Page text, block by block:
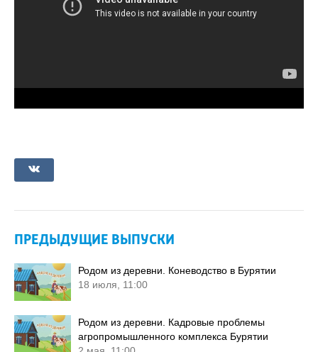
ПРЕДЫДУЩИЕ ВЫПУСКИ
Родом из деревни. Коневодство в Бурятии
18 июля, 11:00
Родом из деревни. Кадровые проблемы
агропромышленного комплекса Бурятии